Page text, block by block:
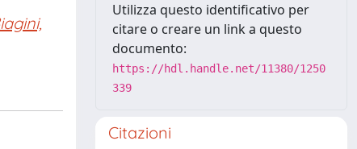
Utilizza questo identificativo per
citare o creare un link a questo
documento:
https://hdl.handle.net/11380/1250
339
Citazioni